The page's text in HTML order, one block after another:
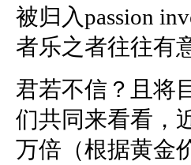
被归入passion
者乐之者往往有
君若不信？且将
们共同来看看，
万倍（根据黄金